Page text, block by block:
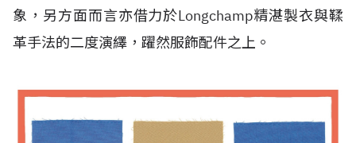
象，另方面而言亦借力於Longchamp精湛製衣與鞣
革手法的二度演繹，躍然服飾配件之上。